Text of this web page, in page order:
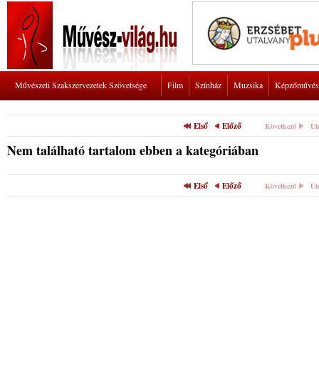
Művészeti Szakszervezetek Szövetsége Film Színház Muzsika
Első Előző Következő
Nem található tartalom ebben a kategóriában
Első Előző Következő